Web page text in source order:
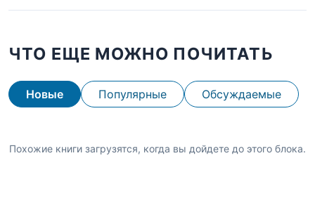
ЧТО ЕЩЕ МОЖНО ПОЧИТАТЬ
Новые Популярные Обсуждаемые
Похожие книги загрузятся, когда вы дойдете до этого блока.